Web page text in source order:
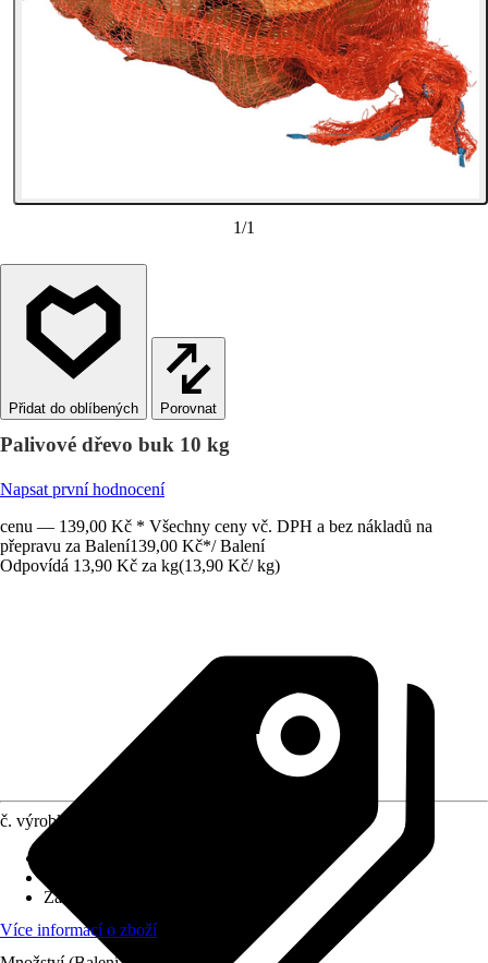
1/1
Porovnat
Palivové dřevo buk 10 kg
Napsat první hodnocení
cenu — 139,00 Kč * Všechny ceny vč. DPH a bez nákladů na
přepravu za Balení139,00 Kč*/ Balení
Odpovídá 13,90 Kč za kg(13,90 Kč/ kg)
č. výrobku
Záloha
Více informací o zboží